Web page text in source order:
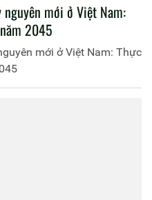
mới ở Việt Nam:
2045
mới ở Việt Nam: Thực